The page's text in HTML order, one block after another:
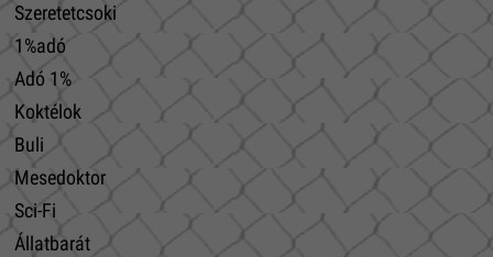
Szeretetcsoki
1%adó
Adó 1%
Koktélok
Buli
Mesedoktor
Sci-Fi
Állatbarát